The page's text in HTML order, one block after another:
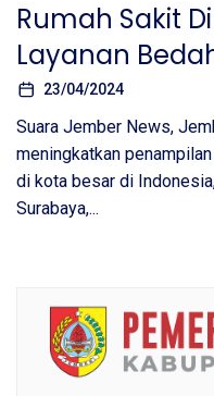
Rumah Sakit
Layanan
23/04/2024
Suara Jember News,
meningkatkan
di kota besar di
Surabaya,...